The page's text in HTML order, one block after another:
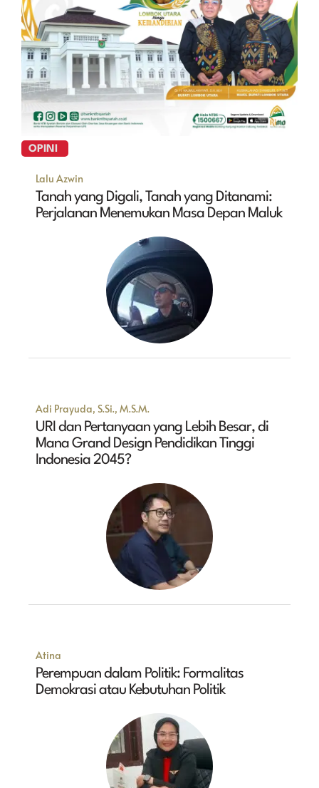
OPINI
Lalu Azwin
Tanah yang Digali, Tanah yang Ditanami:
Perjalanan Menemukan Masa Depan Maluk
Adi Prayuda, S.Si., M.S.M.
URI dan Pertanyaan yang Lebih Besar, di
Mana Grand Design Pendidikan Tinggi
Indonesia 2045?
Atina
Perempuan dalam Politik: Formalitas
Demokrasi atau Kebutuhan Politik